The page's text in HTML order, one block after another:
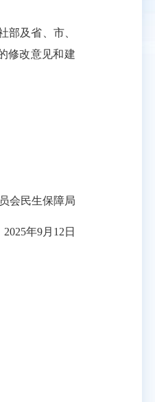
及省、市、
修改意见和建
民生保障局
年9月12日